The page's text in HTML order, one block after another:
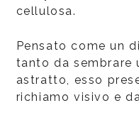
cellulosa.
Pensato come un
tanto da sembrare
astratto, esso
richiamo visivo e